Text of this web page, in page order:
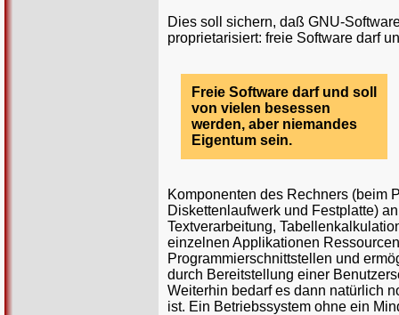
Dies soll sichern, daß GNU-
proprietarisiert: freie Software darf
Freie Software darf und soll
von vielen besessen
werden, aber niemandes
Eigentum sein.
Komponenten des Rechners (beim
Diskettenlaufwerk und Festplatte)
Textverarbeitung,
einzelnen Applikationen
Programmierschnittstellen und
durch Bereitstellung einer
Weiterhin bedarf es dann natürlich
ist. Ein Betriebssystem ohne ein